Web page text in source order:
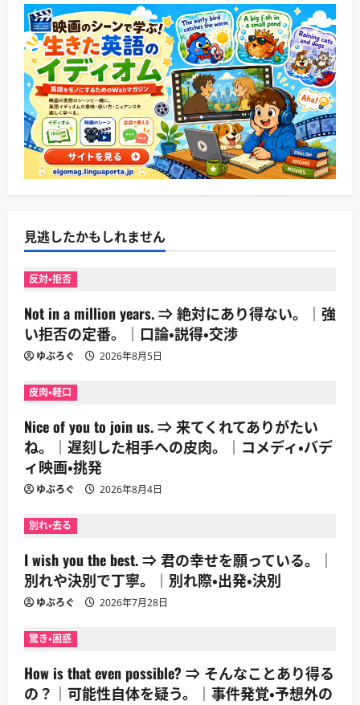
見逃したかもしれません
反対・拒否
Not in a million years. ⇒ 絶対にあり得ない。｜強
い拒否の定番。｜口論・説得・交渉
ゆぶろぐ 2026年8月5日
皮肉・軽口
Nice of you to join us. ⇒ 来てくれてありがたい
ね。｜遅刻した相手への皮肉。｜コメディ・バデ
ィ映画・挑発
ゆぶろぐ 2026年8月4日
別れ・去る
I wish you the best. ⇒ 君の幸せを願っている。｜
別れや決別で丁寧。｜別れ際・出発・決別
ゆぶろぐ 2026年7月28日
驚き・困惑
How is that even possible? ⇒ そんなことあり得る
の？｜可能性自体を疑う。｜事件発覚・予想外の